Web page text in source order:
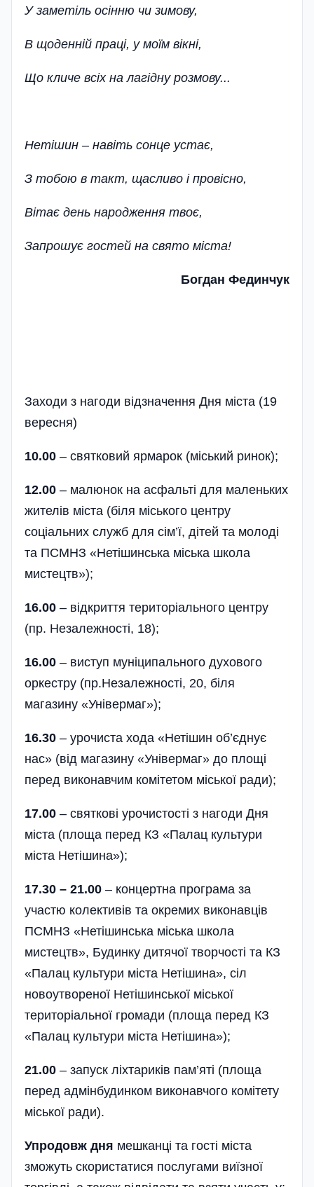
У заметіль осінню чи зимову,
В щоденній праці, у моїм вікні,
Що кличе всіх на лагідну розмову...­
Нетішин – навіть сонце устає,
З тобою в такт, щасливо і провісно­,
Вітає день народження твоє,
Запрошує гостей на свято міста!
Богдан Фединчук
Заходи з нагоди відзначення Дня міста (19
вересня)
10.00 – святковий ярмарок (міський ринок);
12.00 – малюнок на асфальті для маленьких
жителів міста (біля міського центру
соціальних служб для сім’ї, дітей та молоді
та ПСМНЗ «Нетішинська міська школа
мистецтв»);
16.00 – відкриття територіального центру
(пр. Незалежності, 18);
16.00 – виступ муніципального духового
оркестру (пр.Незалежності, 20, біля
магазину «Уні­вермаг»);
16.30 – урочиста хода «Нетішин об’єднує
нас» (від магазину «Універмаг» до площі
перед виконавчим комітетом міської ради);
17.00 – святкові урочистості з нагоди Дня
міста (площа перед КЗ «Палац культури
міста Нетішина»);
17.30 – 21.00 – концертна програма за
участю колективів та окремих виконавців
ПСМНЗ «Нетішинська міська школа
мистецтв», Будинку дитячої творчості та КЗ
«Палац культури міста Нетішина», сіл
новоутвореної Нетішинської міської
територіальної громади (площа перед КЗ
«Палац культури міста Нетішина»);
21.00 – запуск ліхтариків пам’яті (площа
перед адмінбудинком виконавчого комітету
міської ради).
Упродовж дня мешканці та гості міста
зможуть скористатися послугами виїзної